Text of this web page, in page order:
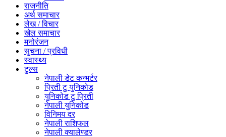
राजनीति
अर्थ समाचार
लेख / विचार
खेल समाचार
मनोरंजन
सुचना / प्रविधी
स्वास्थ्य
टुल्स
नेपाली डेट कन्भर्टर
प्रिती टु युनिकोड
युनिकोड टु प्रिती
नेपाली युनिकोड
विनिमय दर
नेपाली राशिफल
नेपाली क्यालेण्डर